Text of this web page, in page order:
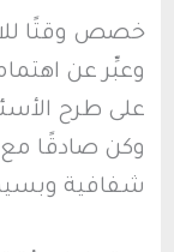
خصص وقتًا
وعبِّر عن
على طرح
وكن صادقًا
شفافية